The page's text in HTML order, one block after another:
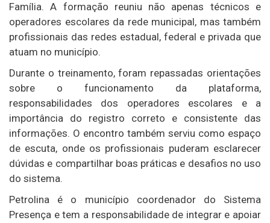
Família. A formação reuniu não apenas técnicos e
operadores escolares da rede municipal, mas também
profissionais das redes estadual, federal e privada que
atuam no município.
Durante o treinamento, foram repassadas orientações
sobre o funcionamento da plataforma,
responsabilidades dos operadores escolares e a
importância do registro correto e consistente das
informações. O encontro também serviu como espaço
de escuta, onde os profissionais puderam esclarecer
dúvidas e compartilhar boas práticas e desafios no uso
do sistema.
Petrolina é o município coordenador do Sistema
Presença e tem a responsabilidade de integrar e apoiar